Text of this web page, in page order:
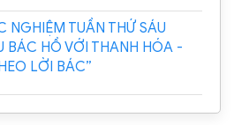
NGHIỆM TUẦN THỨ SÁU
BÁC HỒ VỚI THANH HÓA -
LỜI BÁC”